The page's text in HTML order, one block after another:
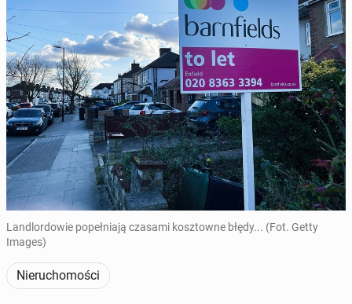
Landlordowie popełniają czasami kosztowne błędy... (Fot. Getty
Images)
Nieruchomości